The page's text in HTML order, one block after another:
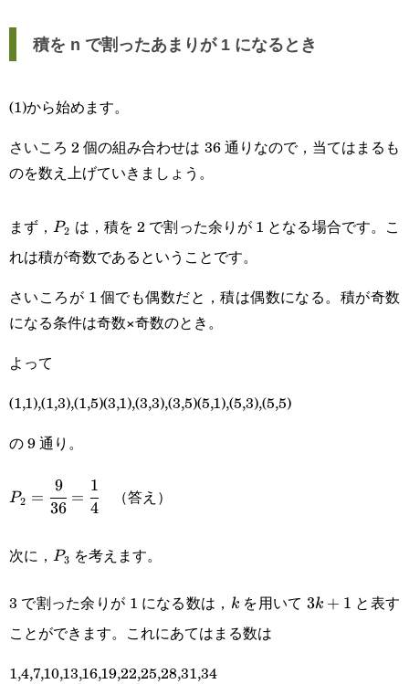
積を n で割ったあまりが 1 になるとき
(1)から始めます。
さいころ 2 個の組み合わせは 36 通りなので，当てはまるも
のを数え上げていきましょう。
まず，P_2
P2 は，積を 2 で割った余りが 1 となる場合です。こ
れは積が奇数であるということです。
さいころが 1 個でも偶数だと，積は偶数になる。積が奇数
になる条件は奇数×奇数のとき。
よって
(1,1),(1,3),(1,5)(3,1),(3,3),(3,5)(5,1),(5,3),(5,5)
の 9 通り。
P_2=\cfrac{9}
{36}=\cfrac{1}
{4}
P2 =
36
9
=
4
1
（答え）
次に， P_3
P3 を考えます。
3 で割った余りが 1 になる数は， k
k を用いて 3k+1
3k + 1 と表す
ことができます。これにあてはまる数は
1,4,7,10,13,16,19,22,25,28,31,34